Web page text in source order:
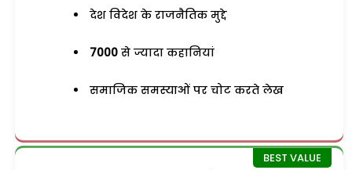
देश विदेश के राजनैतिक मुद्दे
7000 से ज्यादा कहानियां
समाजिक समस्याओं पर चोट करते लेख